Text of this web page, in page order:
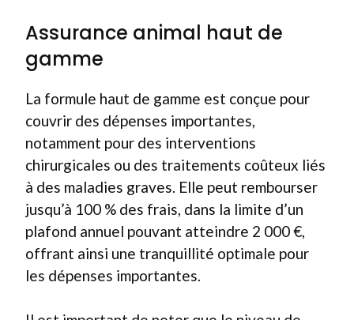
Assurance animal haut de
gamme
La formule haut de gamme est conçue pour
couvrir des dépenses importantes,
notamment pour des interventions
chirurgicales ou des traitements coûteux liés
à des maladies graves. Elle peut rembourser
jusqu’à 100 % des frais, dans la limite d’un
plafond annuel pouvant atteindre 2 000 €,
offrant ainsi une tranquillité optimale pour
les dépenses importantes.